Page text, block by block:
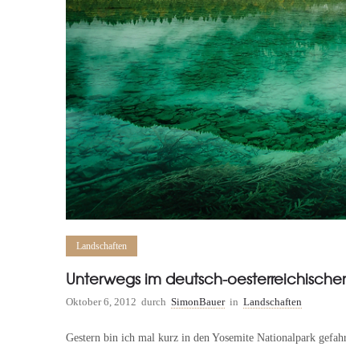
Landschaften
Unterwegs im deutsch-
Oktober 6, 2012 durch SimonBauer in Landschaften
Gestern bin ich mal kurz in den Yosemite Nationalpark